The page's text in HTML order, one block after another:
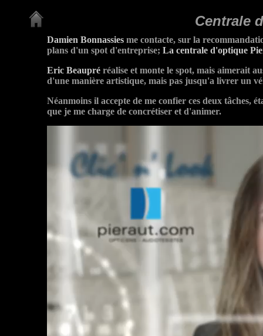
Centrale
Damien Bonnassiesme contacte, sur la
plans d'un spot d'entreprise; La centrale d'optique
Eric Beaupréréalise et monte le spot, mais aimerait
d'une manière artistique, mais pas jusqu'a livrer un
Néanmoins il accepte de me confier ces deux tâches,
que je me charge de concrétiser et d'animer.